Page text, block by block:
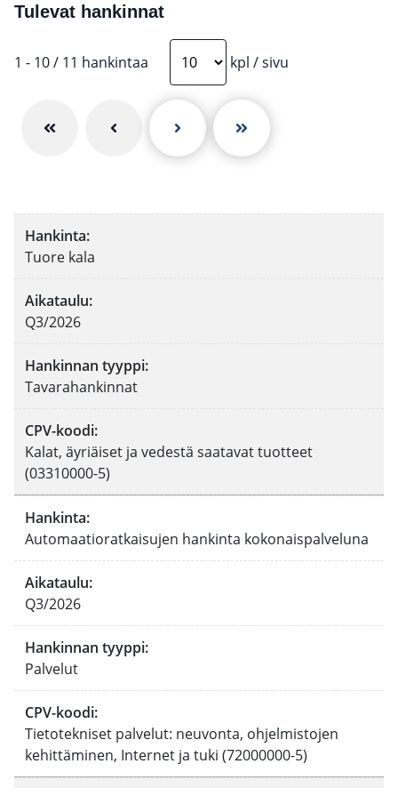
Tulevat hankinnat
1 - 10/ 11 hankintaa kpl /sivu
Ensimmäinen sivu
Edellinen sivuSeuraava sivuViimeinen sivu
Hankinta:
Tuore kala
Aikataulu:
Q3/2026
Hankinnan tyyppi:
Tavarahankinnat
CPV-koodi:
Kalat, äyriäiset ja vedestä saatavat tuotteet
(03310000-5)
Hankinta:
Automaatioratkaisujen hankinta kokonaispalveluna
Aikataulu:
Q3/2026
Hankinnan tyyppi:
Palvelut
CPV-koodi:
Tietotekniset palvelut: neuvonta, ohjelmistojen
kehittäminen, Internet ja tuki (72000000-5)